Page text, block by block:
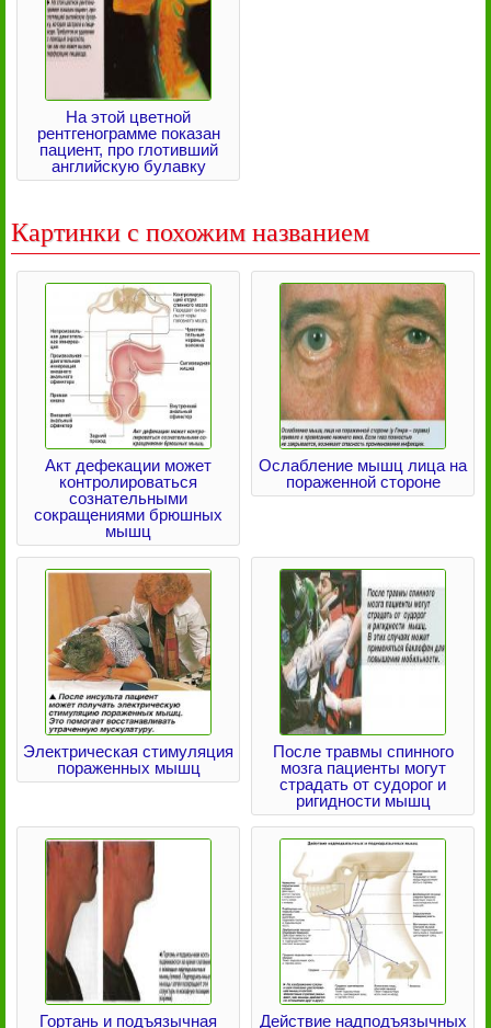
На этой цветной
рентгенограмме показан
пациент, про глотивший
английскую булавку
Картинки с похожим названием
Акт дефекации может
контролироваться
сознательными
сокращениями брюшных
мышц
Ослабление мышц лица на
пораженной стороне
Электрическая стимуляция
пораженных мышц
После травмы спинного
мозга пациенты могут
страдать от судорог и
ригидности мышц
Гортань и подъязычная Действие надподъязычных